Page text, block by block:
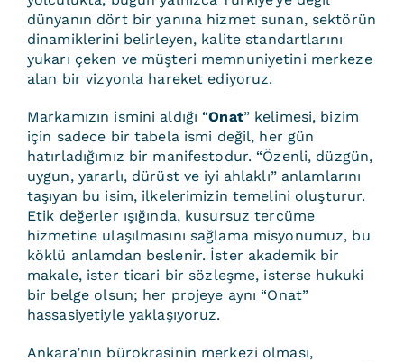
dünyanın dört bir yanına hizmet sunan, sektörün
dinamiklerini belirleyen, kalite standartlarını
yukarı çeken ve müşteri memnuniyetini merkeze
alan bir vizyonla hareket ediyoruz.
Markamızın ismini aldığı “Onat” kelimesi, bizim
için sadece bir tabela ismi değil, her gün
hatırladığımız bir manifestodur. “Özenli, düzgün,
uygun, yararlı, dürüst ve iyi ahlaklı” anlamlarını
taşıyan bu isim, ilkelerimizin temelini oluşturur.
Etik değerler ışığında, kusursuz tercüme
hizmetine ulaşılmasını sağlama misyonumuz, bu
köklü anlamdan beslenir. İster akademik bir
makale, ister ticari bir sözleşme, isterse hukuki
bir belge olsun; her projeye aynı “Onat”
hassasiyetiyle yaklaşıyoruz.
Ankara’nın bürokrasinin merkezi olması,